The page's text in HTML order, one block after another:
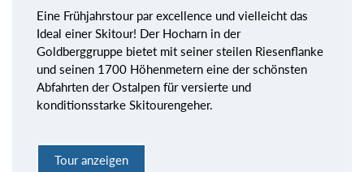
Eine Frühjahrstour par excellence und vielleicht das
Ideal einer Skitour! Der Hocharn in der
Goldberggruppe bietet mit seiner steilen Riesenflanke
und seinen 1700 Höhenmetern eine der schönsten
Abfahrten der Ostalpen für versierte und
konditionsstarke Skitourengeher.
Tour anzeigen